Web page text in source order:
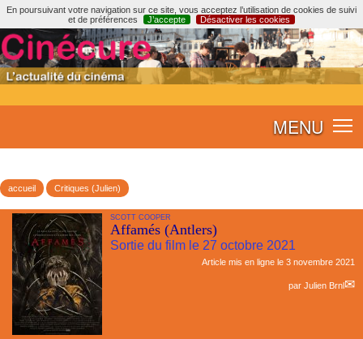
En poursuivant votre navigation sur ce site, vous acceptez l’utilisation de cookies de suivi
et de préférences
J’accepte Désactiver les cookies
MENU
accueil Critiques (Julien)
SCOTT COOPER
Affamés (Antlers)
Sortie du film le 27 octobre 2021
Article mis en ligne le 3 novembre 2021
par Julien Brnl